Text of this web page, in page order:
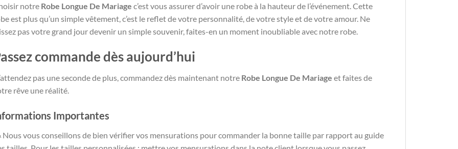
notre Robe Longue De Mariage c’est vous assurer d’avoir une robe à la hauteur de l’événement. Cette
est plus qu’un simple vêtement, c’est le reflet de votre personnalité, de votre style et de votre amour. Ne
pas votre grand jour devenir un simple souvenir, faites-en un moment inoubliable avec notre robe.
commande dès aujourd’hui
pas une seconde de plus, commandez dès maintenant notre Robe Longue De Mariage et faites de
rêve une réalité.
Importantes
Nous vous conseillons de bien vérifier vos mensurations pour commander la bonne taille par rapport au guide